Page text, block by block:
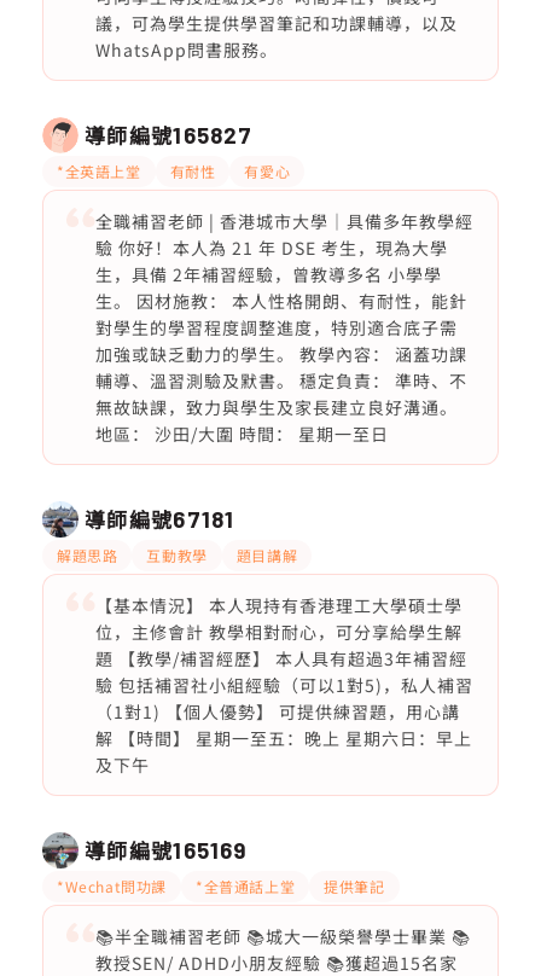
議，可為學生提供學習筆記和功課輔導，以及
WhatsApp問書服務。
導師編號165827
*全英語上堂 有耐性 有愛心
全職補習老師 | 香港城市大學｜具備多年教學經
驗 你好！本人為 21 年 DSE 考生，現為大學
生，具備 2年補習經驗，曾教導多名 小學學
生。 因材施教： 本人性格開朗、有耐性，能針
對學生的學習程度調整進度，特別適合底子需
加強或缺乏動力的學生。 教學內容： 涵蓋功課
輔導、溫習測驗及默書。 穩定負責： 準時、不
無故缺課，致力與學生及家長建立良好溝通。
地區： 沙田/大圍 時間： 星期一至日
導師編號67181
解題思路 互動教學 題目講解
【基本情況】 本人現持有香港理工大學碩士學
位，主修會計 教學相對耐心，可分享給學生解
題 【教學/補習經歷】 本人具有超過3年補習經
驗 包括補習社小組經驗（可以1對5)，私人補習
（1對1) 【個人優勢】 可提供練習題，用心講
解 【時間】 星期一至五：晚上 星期六日：早上
及下午
導師編號165169
*Wechat問功課 *全普通話上堂 提供筆記
📚半全職補習老師 📚城大一級榮譽學士畢業 📚
教授SEN/ ADHD小朋友經驗 📚獲超過15名家